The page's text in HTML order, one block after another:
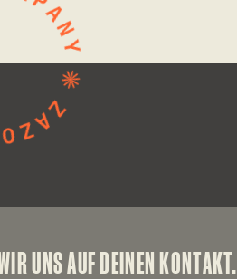
UNS AUF DEINEN KONTAKT.